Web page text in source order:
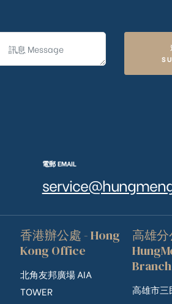
電郵 EMAIL
香港辦公處 - Hong
Kong Office
北角友邦廣場 AIA
TOWER
高雄
高雄市三